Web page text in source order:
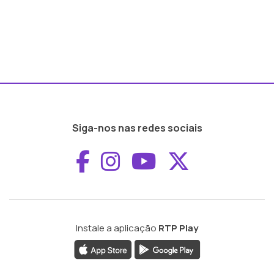
Siga-nos nas redes sociais
Aceder ao
Aceder ao
Aceder ao
Instale a aplicação RTP Play